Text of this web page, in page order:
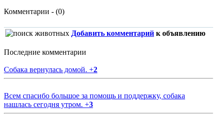
Комментарии - (0)
Добавить комментарий к объявлению
Последние комментарии
Собака вернулась домой. +2
Всем спасибо большое за помощь и поддержку, собака
нашлась сегодня утром. +3